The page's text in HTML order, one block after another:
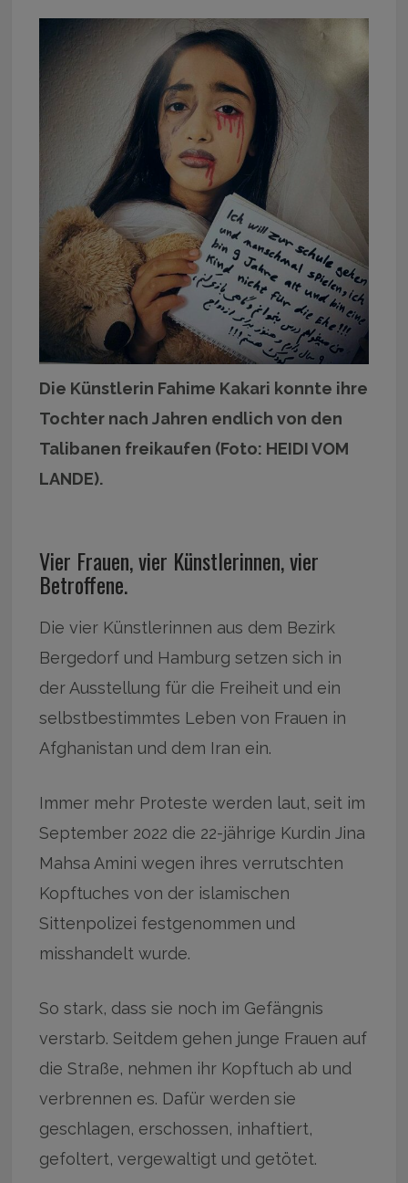
Die Künstlerin Fahime Kakari konnte ihre
Tochter nach Jahren endlich von den
Talibanen freikaufen (Foto: HEIDI VOM
LANDE).
Vier Frauen, vier Künstlerinnen, vier
Betroffene.
Die vier Künstlerinnen aus dem Bezirk
Bergedorf und Hamburg setzen sich in
der Ausstellung für die Freiheit und ein
selbstbestimmtes Leben von Frauen in
Afghanistan und dem Iran ein.
Immer mehr Proteste werden laut, seit im
September 2022 die 22-jährige Kurdin Jina
Mahsa Amini wegen ihres verrutschten
Kopftuches von der islamischen
Sittenpolizei festgenommen und
misshandelt wurde.
So stark, dass sie noch im Gefängnis
verstarb. Seitdem gehen junge Frauen auf
die Straße, nehmen ihr Kopftuch ab und
verbrennen es. Dafür werden sie
geschlagen, erschossen, inhaftiert,
gefoltert, vergewaltigt und getötet.